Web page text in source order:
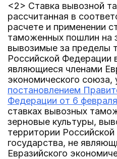
<2> Ставка вывозной
рассчитанная в
расчете и применении
таможенных пошлин на
вывозимые за пределы
Российской Федерации
являющиеся членами
экономического
постановлением
Федерации от 6 февраля
ставках вывозных
зерновые культуры,
территории
государства, не
Евразийского